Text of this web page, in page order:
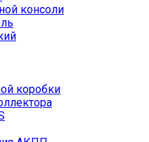
консоли
коробки